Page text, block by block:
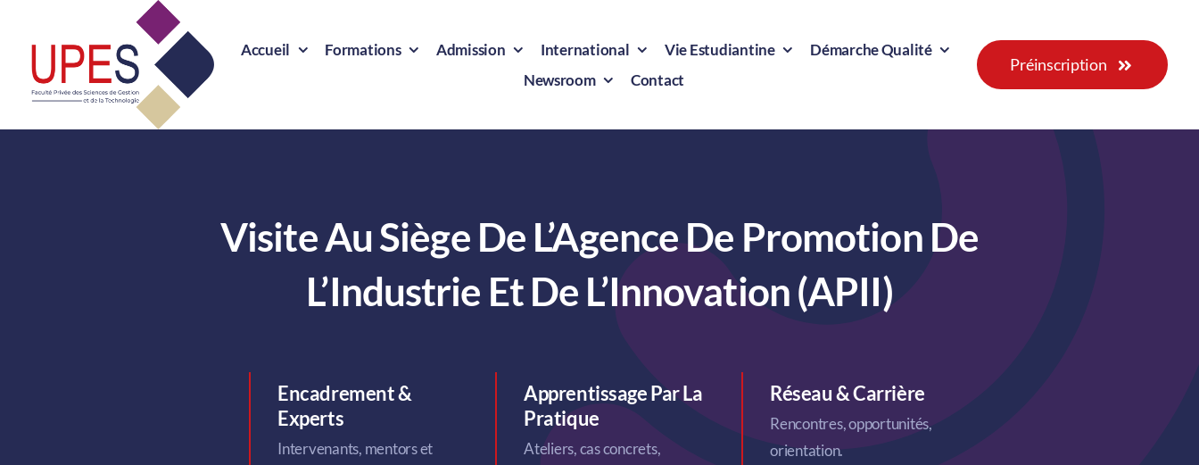
content
Accueil Formations Admission International Vie Estudiantine
Démarche Qualité
Newsroom
Contact
Préinscription
Visite Au Siège De L’Agence De Promotion De
L’Industrie Et De L’Innovation (APII)
Encadrement &
Experts
Intervenants, mentors et
Apprentissage Par La
Pratique
Ateliers, cas concrets,
Réseau & Carrière
Rencontres, opportunités,
orientation.